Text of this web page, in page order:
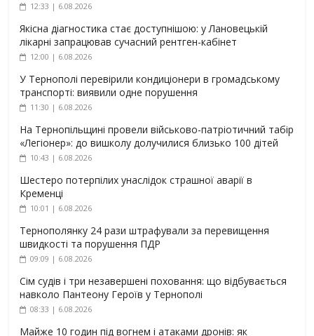
12:33 | 6.08.2026
Якісна діагностика стає доступнішою: у Лановецькій
лікарні запрацював сучасний рентген-кабінет
12:00 | 6.08.2026
У Тернополі перевірили кондиціонери в громадському
транспорті: виявили одне порушення
11:30 | 6.08.2026
На Тернопільщині провели військово-патріотичний табір
«Легіонер»: до вишколу долучилися близько 100 дітей
10:43 | 6.08.2026
Шестеро потерпілих унаслідок страшної аварії в
Кременці
10:01 | 6.08.2026
Тернополянку 24 рази штрафували за перевищення
швидкості та порушення ПДР
09:09 | 6.08.2026
Сім судів і три незавершені поховання: що відбувається
навколо Пантеону Героїв у Тернополі
08:33 | 6.08.2026
Майже 10 годин під вогнем і атаками дронів: як